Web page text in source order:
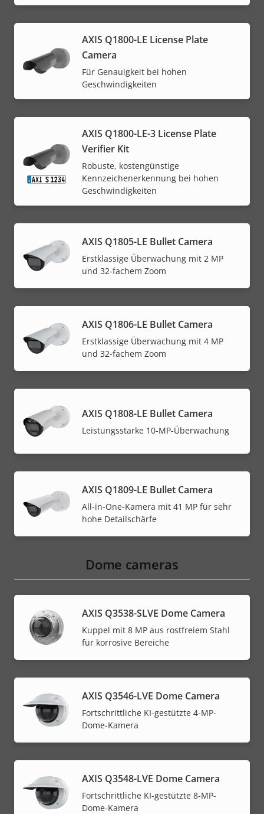
AXIS Q1800-LE License Plate
Camera
Für Genauigkeit bei hohen
Geschwindigkeiten
AXIS Q1800-LE-3 License Plate
Verifier Kit
Robuste, kostengünstige
Kennzeichenerkennung bei hohen
Geschwindigkeiten
AXIS Q1805-LE Bullet Camera
Erstklassige Überwachung mit 2 MP
und 32-fachem Zoom
AXIS Q1806-LE Bullet Camera
Erstklassige Überwachung mit 4 MP
und 32-fachem Zoom
AXIS Q1808-LE Bullet Camera
Leistungsstarke 10-MP-Überwachung
AXIS Q1809-LE Bullet Camera
All-in-One-Kamera mit 41 MP für sehr
hohe Detailschärfe
Dome cameras
AXIS Q3538-SLVE Dome Camera
Kuppel mit 8 MP aus rostfreiem Stahl
für korrosive Bereiche
AXIS Q3546-LVE Dome Camera
Fortschrittliche KI-gestützte 4-MP-
Dome-Kamera
AXIS Q3548-LVE Dome Camera
Fortschrittliche KI-gestützte 8-MP-
Dome-Kamera